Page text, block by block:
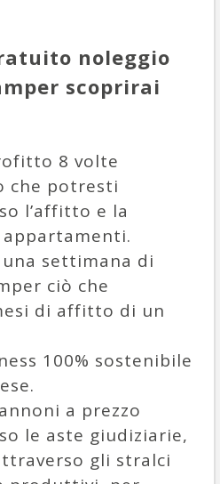
noleggio
scoprirai
8 volte
che potresti
l’affitto e la
settimana di
ciò che
di affitto di un
100% sostenibile
a prezzo
le aste giudiziarie,
gli stralci